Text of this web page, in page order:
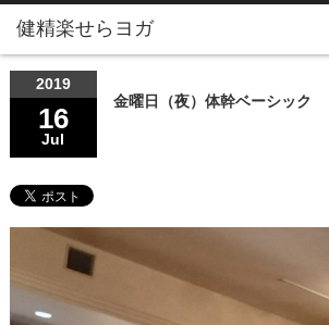
2019
16
Jul
金曜日（夜）体幹ベーシック